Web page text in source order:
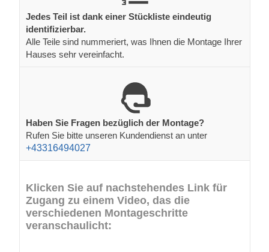
Jedes Teil ist dank einer Stückliste eindeutig
identifizierbar.
Alle Teile sind nummeriert, was Ihnen die Montage Ihrer
Hauses sehr vereinfacht.
Haben Sie Fragen bezüglich der Montage?
Rufen Sie bitte unseren Kundendienst an unter
+43316494027
Klicken Sie auf nachstehendes Link für
Zugang zu einem Video, das die
verschiedenen Montageschritte
veranschaulicht: